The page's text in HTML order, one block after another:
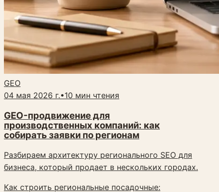
GEO
04 мая 2026 г.•10 мин чтения
GEO-продвижение для
производственных компаний: как
собирать заявки по регионам
Разбираем архитектуру регионального SEO для
бизнеса, который продает в нескольких городах.
Как строить региональные посадочные: